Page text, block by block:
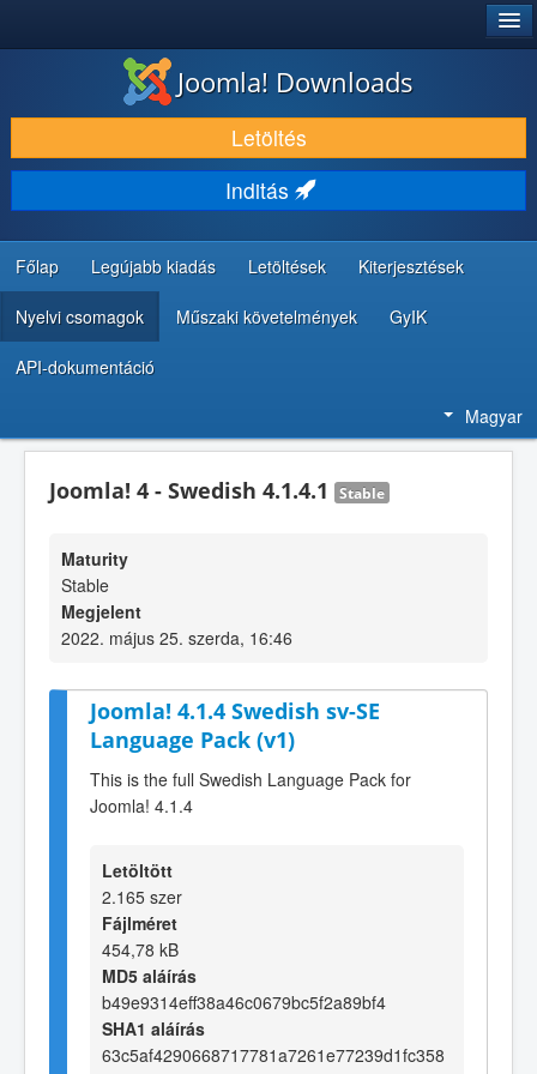
LETÖLTÉS ÉS KITERJESZTÉS
FEDEZZE FEL ÉS TANULJA MEG
KÖZÖSSÉG ÉS TÁMOGATÁS
FEJLESZTŐI ERŐFORRÁSOK
Joomla! Downloads
Letöltés
Inditás
Főlap Legújabb kiadás Letöltések Kiterjesztések
Nyelvi csomagok Műszaki követelmények GyIK
API-dokumentáció
Magyar
Joomla! 4 - Swedish 4.1.4.1 Stable
Maturity
Stable
Megjelent
2022. május 25. szerda, 16:46
Joomla! 4.1.4 Swedish sv-SE
Language Pack (v1)
This is the full Swedish Language Pack for
Joomla! 4.1.4
Letöltött
2.165 szer
Fájlméret
454,78 kB
MD5 aláírás
b49e9314eff38a46c0679bc5f2a89bf4
SHA1 aláírás
63c5af4290668717781a7261e77239d1fc358